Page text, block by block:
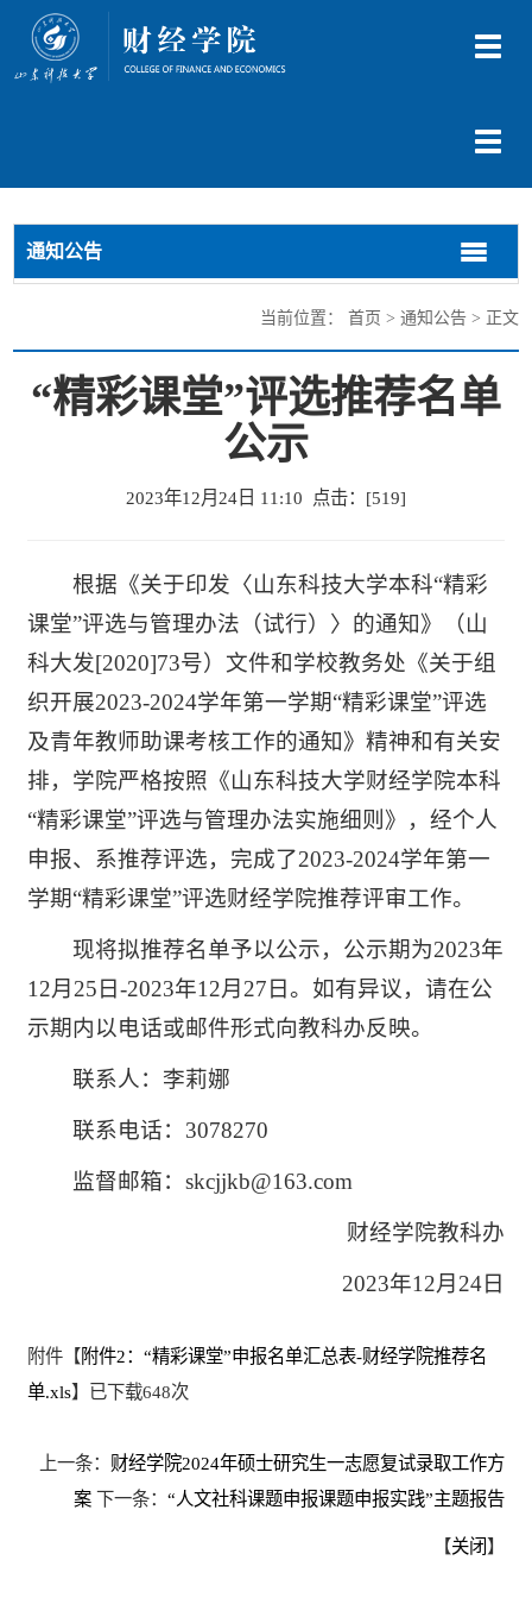
切
切
导
通知公告
切
换
航
切
换
航
当前位置： 首页 > 通知公告> 正文
“精彩课堂”评选推荐名单
公示
2023年12月24日 11:10 点击：[519]
根据《关于印发〈山东科技大学本科“精彩
课堂”评选与管理办法（试行）〉的通知》（山
科大发[2020]73号）文件和学校教务处《关于组
织开展2023-2024学年第一学期“精彩课堂”评选
及青年教师助课考核工作的通知》精神和有关安
排，学院严格按照《山东科技大学财经学院本科
“精彩课堂”评选与管理办法实施细则》，经个人
申报、系推荐评选，完成了2023-2024学年第一
学期“精彩课堂”评选财经学院推荐评审工作。
现将拟推荐名单予以公示，公示期为2023年
12月25日-2023年12月27日。如有异议，请在公
示期内以电话或邮件形式向教科办反映。
联系人：李莉娜
联系电话：3078270
监督邮箱：skcjjkb@163.com
财经学院教科办
2023年12月24日
附件【附件2：“精彩课堂”申报名单汇总表-财经学院推荐名
单.xls】已下载648次
上一条： 财经学院2024年硕士研究生一志愿复试录取工作方
案下一条： “人文社科课题申报课题申报实践”主题报告
【关闭 】